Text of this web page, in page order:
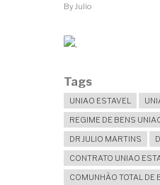
ByJulio
Tags
UNIAO ESTAVEL
REGIME DE BENS
DR JULIO MARTINS
CONTRATO UNIAO
COMUNHÃO TOTAL DE